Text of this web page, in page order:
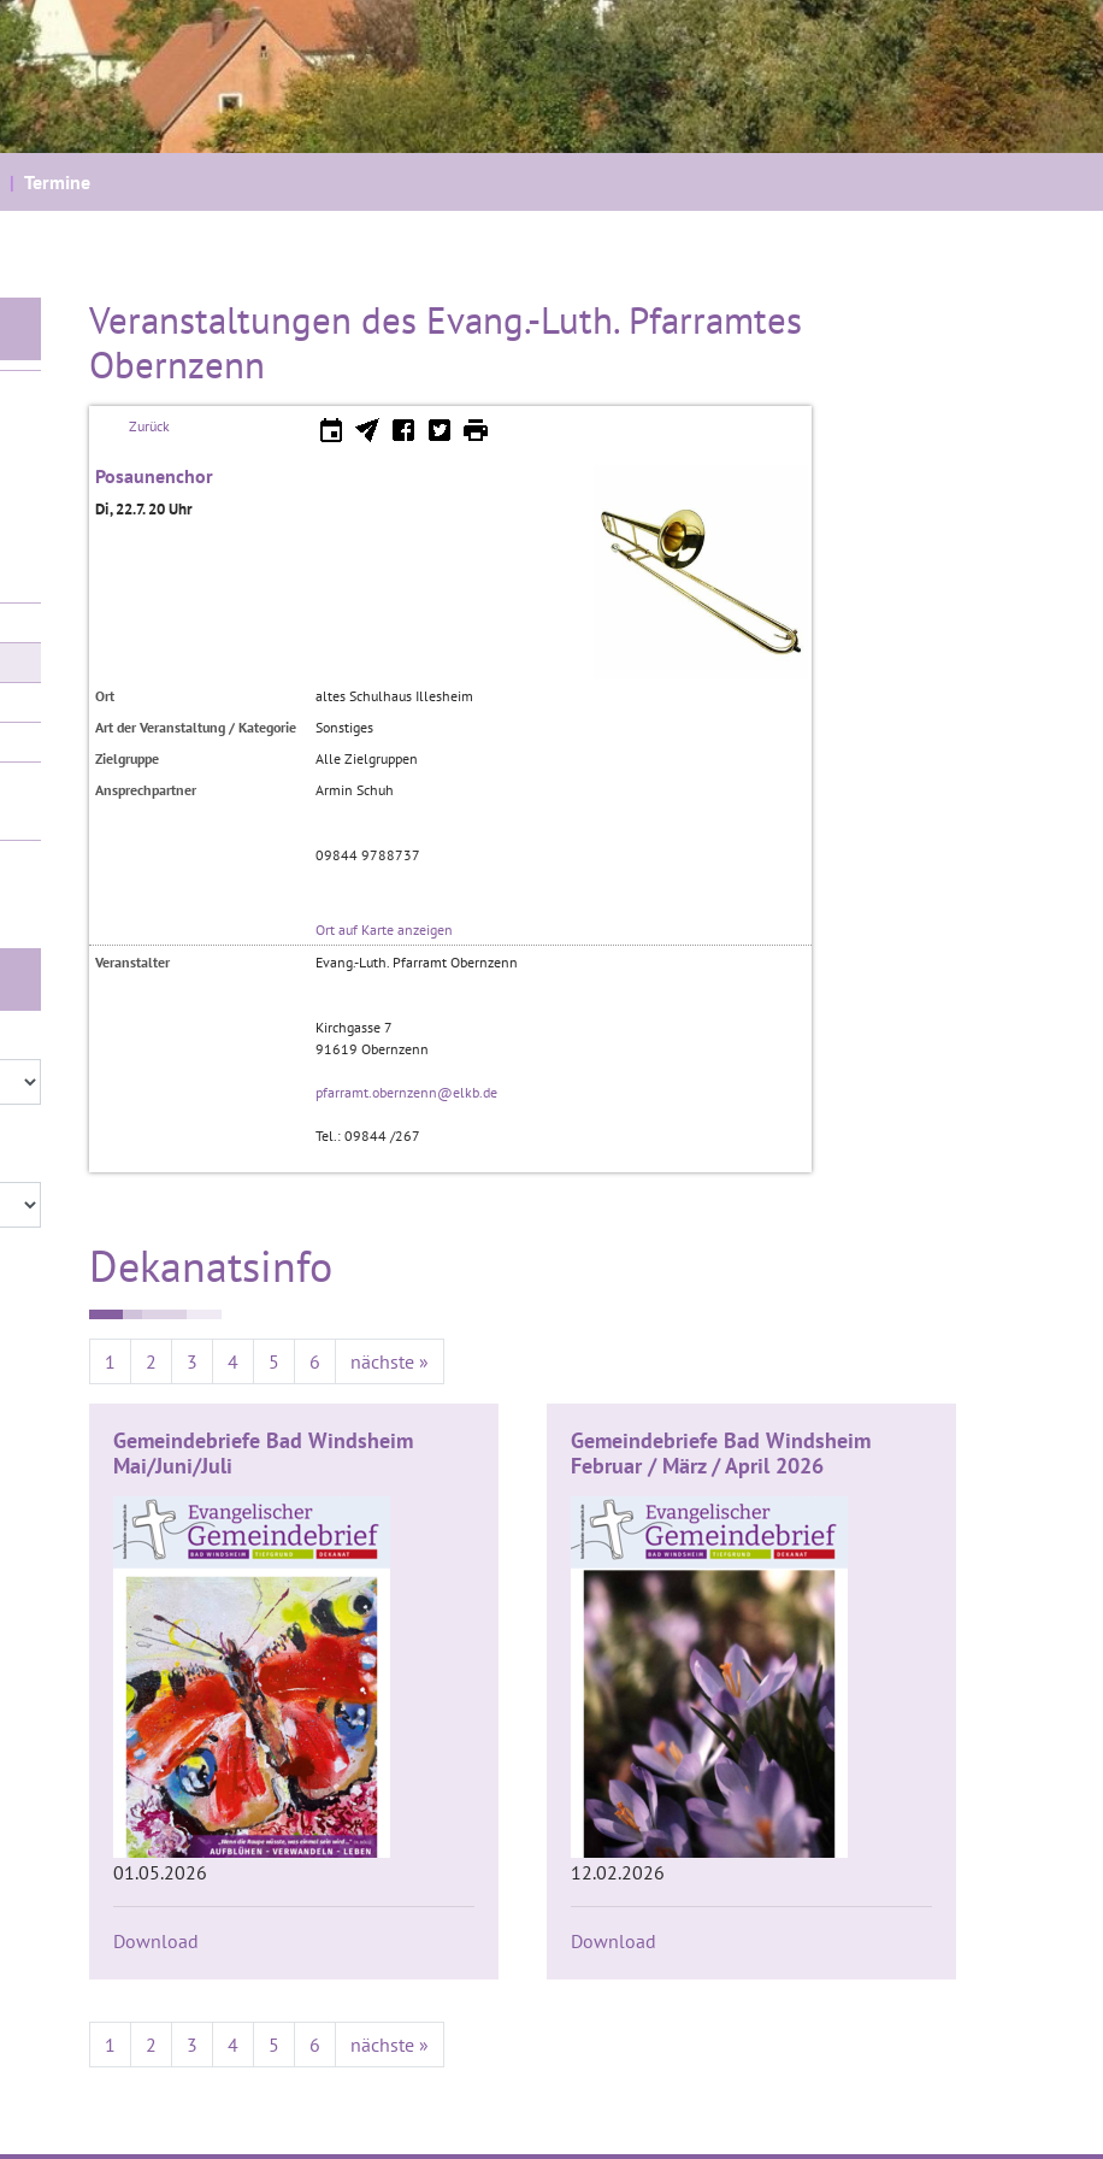
Termine
Veranstaltungen des Evang.-Luth. Pfarramtes
Obernzenn
Zurück
Posaunenchor
Di, 22.7. 20 Uhr
Ort
altes Schulhaus Illesheim
Art der Veranstaltung / Kategorie
Sonstiges
Zielgruppe
Alle Zielgruppen
Ansprechpartner
Armin Schuh
09844 9788737
Ort auf Karte anzeigen
Veranstalter
Evang.-Luth. Pfarramt Obernzenn
Kirchgasse 7
91619 Obernzenn
pfarramt.obernzenn@elkb.de
Tel.: 09844 /267
Dekanatsinfo
1 2 3 4 5 6 nächste »
Gemeindebriefe Bad Windsheim
Mai/Juni/Juli
01.05.2026
Download
Gemeindebriefe Bad Windsheim
Februar / März / April 2026
12.02.2026
Download
1 2 3 4 5 6 nächste »